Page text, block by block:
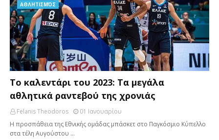
AΘΛΗΤΙΣΜΌΣ
Το καλεντάρι του 2023: Τα μεγάλα
αθλητικά ραντεβού της χρονιάς
Felanis Theodoros
01 Ιανουαρίου
Η προσπάθεια της Εθνικής ομάδας μπάσκετ στο Παγκόσμιο Κύπελλο
στα τέλη Αυγούστου …